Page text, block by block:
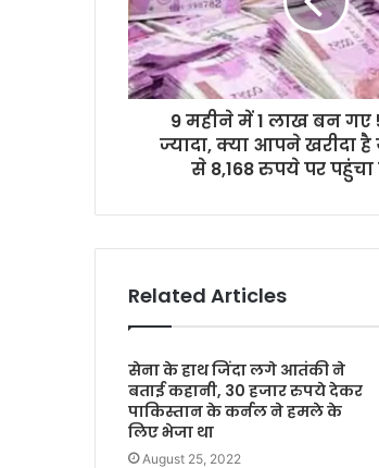
l
a
d
d
r
9 महीने में 1 लाख बन गए
ज्यादा, क्या आपने खरीदा है
से 8,168 रुपये पर
Related Articles
सेना के हाथ जिंदा लगे आतंकी ने
बताई कहानी, 30 हजार रुपये देकर
पाकिस्तान के कर्नल ने हमले के
लिए भेजा था
August 25, 2022